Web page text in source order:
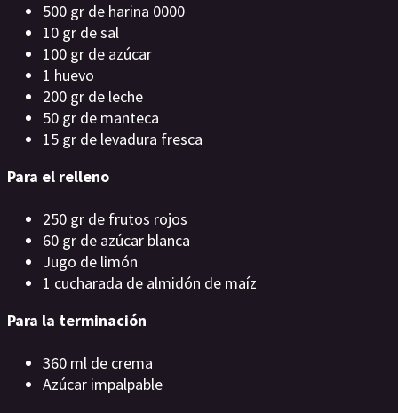
500 gr de harina 0000
10 gr de sal
100 gr de azúcar
1 huevo
200 gr de leche
50 gr de manteca
15 gr de levadura fresca
Para el relleno
250 gr de frutos rojos
60 gr de azúcar blanca
Jugo de limón
1 cucharada de almidón de maíz
Para la terminación
360 ml de crema
Azúcar impalpable